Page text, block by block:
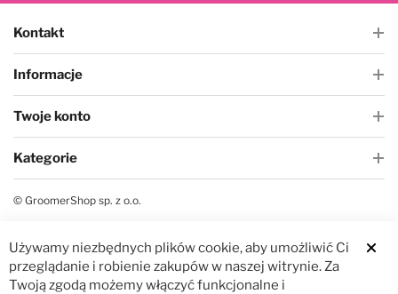
Kontakt
Informacje
Twoje konto
Kategorie
© GroomerShop sp. z o.o.
Używamy niezbędnych plików cookie, aby umożliwić Ci
przeglądanie i robienie zakupów w naszej witrynie. Za
Twoją zgodą możemy włączyć funkcjonalne i